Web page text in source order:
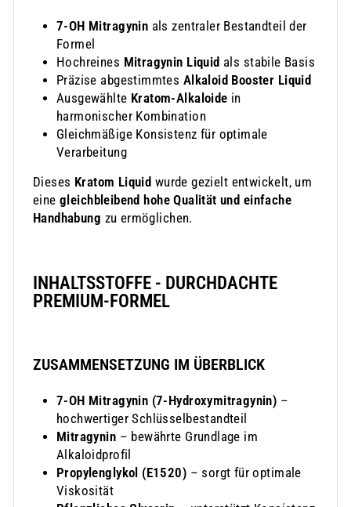
7-OH Mitragynin als zentraler Bestandteil der
Formel
Hochreines Mitragynin Liquid als stabile Basis
Präzise abgestimmtes Alkaloid Booster Liquid
Ausgewählte Kratom-Alkaloide in
harmonischer Kombination
Gleichmäßige Konsistenz für optimale
Verarbeitung
Dieses Kratom Liquid wurde gezielt entwickelt, um
einegleichbleibend hohe Qualität und einfache
Handhabung zu ermöglichen.
INHALTSSTOFFE - DURCHDACHTE
PREMIUM-FORMEL
ZUSAMMENSETZUNG IM ÜBERBLICK
7-OH Mitragynin (7-Hydroxymitragynin) –
hochwertiger Schlüsselbestandteil
Mitragynin – bewährte Grundlage im
Alkaloidprofil
Propylenglykol (E1520) – sorgt für optimale
Viskosität